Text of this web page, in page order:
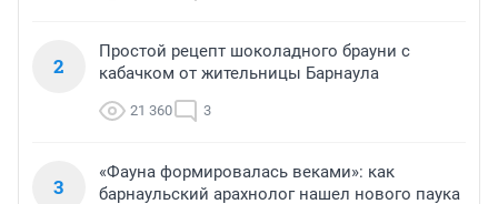
2
Простой рецепт шоколадного брауни с
кабачком от жительницы Барнаула
21 360 3
3
«Фауна формировалась веками»: как
барнаульский арахнолог нашел нового паука